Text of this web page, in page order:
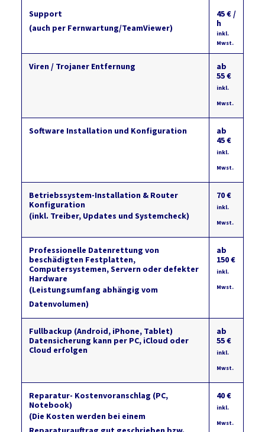
Support
(auch per Fernwartung/TeamViewer)
45 € /
h
inkl.
Mwst.
Viren / Trojaner Entfernung
ab
55 €
inkl.
Mwst.
Software Installation und Konfiguration
ab
45 €
inkl.
Mwst.
Betriebssystem-Installation & Router
Konfiguration
(inkl. Treiber, Updates und Systemcheck)
70 €
inkl.
Mwst.
Professionelle Datenrettung von
beschädigten Festplatten,
Computersystemen, Servern oder defekter
Hardware
(Leistungsumfang abhängig vom
Datenvolumen)
ab
150 €
inkl.
Mwst.
Fullbackup (Android, iPhone, Tablet)
Datensicherung kann per PC, iCloud oder
Cloud erfolgen
ab
55 €
inkl.
Mwst.
Reparatur- Kostenvoranschlag (PC,
Notebook)
(Die Kosten werden bei einem
40 €
inkl.
Mwst.